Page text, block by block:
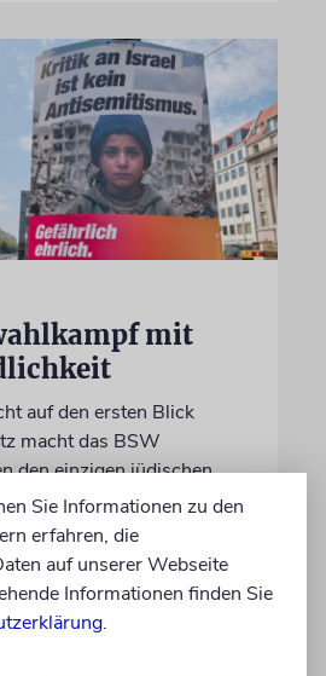
mit
auf den ersten Blick
macht das BSW
den einzigen jüdischen
und damit die Juden
Sie Informationen zu den
erfahren, die
auf unserer Webseite
Informationen finden Sie
.